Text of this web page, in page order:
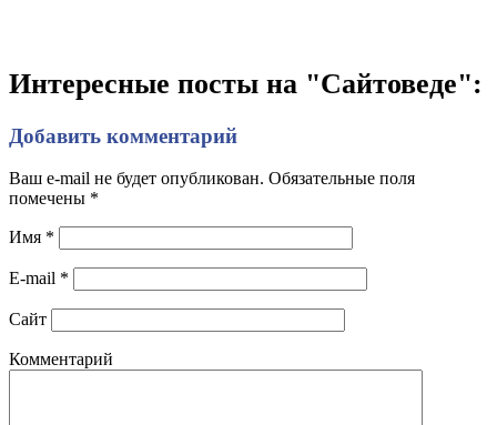
Интересные посты на "Сайтоведе":
Добавить комментарий
Ваш e-mail не будет опубликован. Обязательные поля
помечены *
Имя *
E-mail *
Сайт
Комментарий